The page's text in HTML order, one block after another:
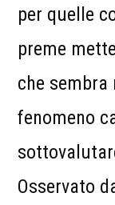
per quelle
preme
che
fenomeno
Osservato